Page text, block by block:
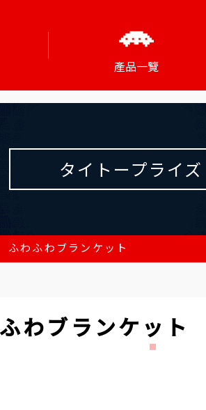
產品一覽
タイトープライズ
わふわブランケット
わブランケット